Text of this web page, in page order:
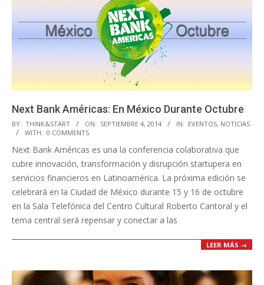
Next Bank Américas: En México Durante Octubre
2014-
09-
04
BY: THINK&START ON: SEPTIEMBRE 4, 2014 IN: EVENTOS, NOTICIAS
WITH: 0 COMMENTS
Next Bank Américas es una la conferencia colaborativa que
cubre innovación, transformación y disrupción startupera en
servicios financieros en Latinoamérica. La próxima edición se
celebrará en la Ciudad de México durante 15 y 16 de octubre
en la Sala Telefónica del Centro Cultural Roberto Cantoral y el
tema central será repensar y conectar a las
LEER MÁS →